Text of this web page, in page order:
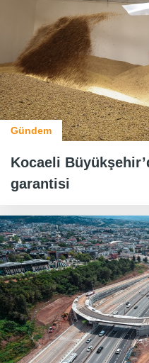
Gündem
Kocaeli
garantisi